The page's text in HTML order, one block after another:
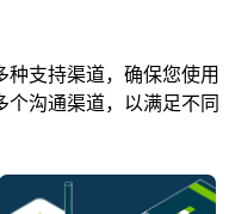
支持渠道，确保您使用
沟通渠道，以满足不同